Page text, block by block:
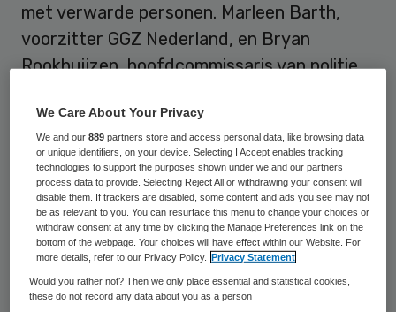
met verwarde personen. Marleen Barth,
voorzitter GGZ Nederland, en Bryan
Rookhuijzen, hoofdcommissaris van politie
van Korpschefs tekenen woensdag het
convenant.
Afspraken
De afspraken in het vernieuwde convenant
moeten leiden tot een verdere versteviging
in de samenwerking tussen de politie en de
We Care About Your Privacy
We and our889 partners store and access personal data, like browsing data
or unique identifiers, on your device. Selecting I Accept enables tracking
technologies to support the purposes shown under we and our partners
process data to provide. Selecting Reject All or withdrawing your consent will
disable them. If trackers are disabled, some content and ads you see may not
be as relevant to you. You can resurface this menu to change your choices or
withdraw consent at any time by clicking the Manage Preferences link on the
bottom of the webpage. Your choices will have effect within our Website. For
more details, refer to our Privacy Policy.
Privacy Statement
Would you rather not? Then we only place essential and statistical cookies,
these do not record any data about you as a person